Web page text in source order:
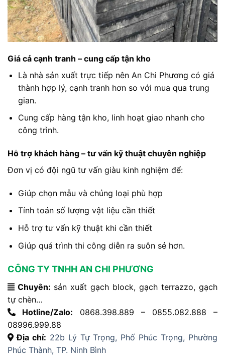
Giá cả cạnh tranh – cung cấp tận kho
Là nhà sản xuất trực tiếp nên An Chi Phương có giá
thành hợp lý, cạnh tranh hơn so với mua qua trung
gian.
Cung cấp hàng tận kho, linh hoạt giao nhanh cho
công trình.
Hỗ trợ khách hàng – tư vấn kỹ thuật chuyên nghiệp
Đơn vị có đội ngũ tư vấn giàu kinh nghiệm để:
Giúp chọn mẫu và chủng loại phù hợp
Tính toán số lượng vật liệu cần thiết
Hỗ trợ tư vấn kỹ thuật khi cần thiết
Giúp quá trình thi công diễn ra suôn sẻ hơn.
CÔNG TY TNHH AN CHI PHƯƠNG
Chuyên: sản xuất gạch block, gạch terrazzo, gạch
tự chèn…
Hotline/Zalo: 0868.398.889 – 0855.082.888 –
08996.999.88
Địa chỉ: 22b Lý Tự Trọng, Phố Phúc Trọng, Phường
Phúc Thành, TP. Ninh Bình